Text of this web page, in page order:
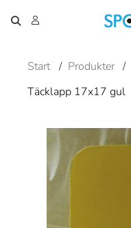
Start / Produkter /
Täcklapp 17x17 gul